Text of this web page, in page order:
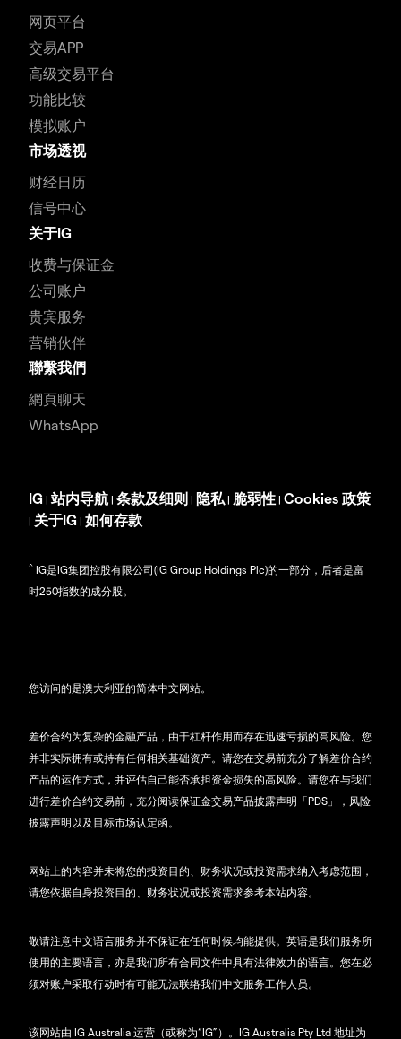
网页平台
交易APP
高级交易平台
功能比较
模拟账户
市场透视
财经日历
信号中心
关于IG
收费与保证金
公司账户
贵宾服务
营销伙伴
聯繫我們
網頁聊天
WhatsApp
IG |站内导航 | 条款及细则 | 隐私 | 脆弱性 | Cookies 政策
| 关于IG | 如何存款
^ IG是IG集团控股有限公司(IG Group Holdings Plc)的一部分，后者是富
时250指数的成分股。
您访问的是澳大利亚的简体中文网站。
差价合约为复杂的金融产品，由于杠杆作用而存在迅速亏损的高风险。您
并非实际拥有或持有任何相关基础资产。请您在交易前充分了解差价合约
产品的运作方式，并评估自己能否承担资金损失的高风险。请您在与我们
进行差价合约交易前，充分阅读保证金交易产品披露声明「PDS」，风险
披露声明以及目标市场认定函。
网站上的内容并未将您的投资目的、财务状况或投资需求纳入考虑范围，
请您依据自身投资目的、财务状况或投资需求参考本站内容。
敬请注意中文语言服务并不保证在任何时候均能提供。英语是我们服务所
使用的主要语言，亦是我们所有合同文件中具有法律效力的语言。您在必
须对账户采取行动时有可能无法联络我们中文服务工作人员。
该网站由 IG Australia 运营（或称为“IG”）。IG Australia Pty Ltd 地址为